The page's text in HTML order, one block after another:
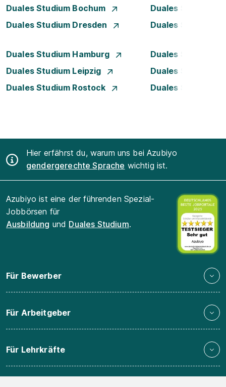
Duales Studium Bochum
Duales Studium
Duales Studium Dresden
Duales Studium
Duales Studium Hamburg
Duales Studium
Duales Studium Leipzig
Duales Studium
Duales Studium Rostock
Duales Studium
Hier erfährst du, warum uns bei Azubiyo
gendergerechte Sprache wichtig ist.
Azubiyo ist eine der führenden Spezial-
Jobbörsen für
Ausbildung und Duales Studium.
Für Bewerber
Für Arbeitgeber
Für Lehrkräfte